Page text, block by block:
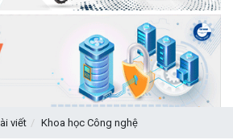
viết Khoa học Công nghệ